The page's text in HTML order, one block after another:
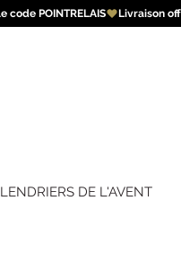
POINTRELAIS
DE L'AVENT